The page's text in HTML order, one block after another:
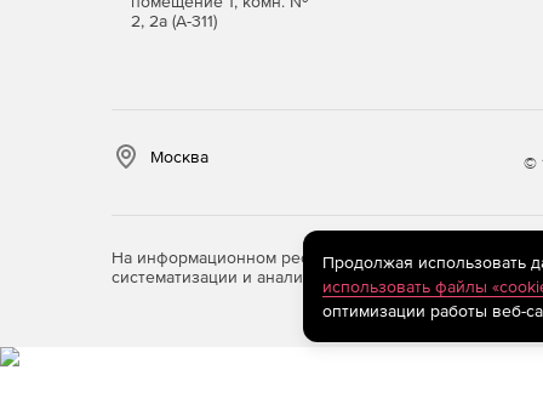
2, 2а (А-311)
Москва ©
На информационном ресурсе store.softline.ru
систематизации и анализа сведений, относящихся
Продолжая использовать
использовать файлы
оптимизации работы веб-